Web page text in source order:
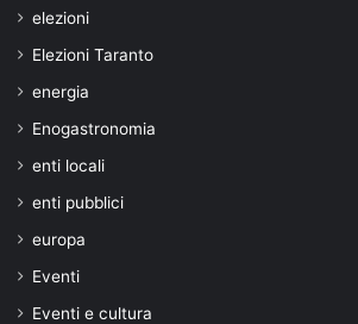
elezioni
Elezioni Taranto
energia
Enogastronomia
enti locali
enti pubblici
europa
Eventi
Eventi e cultura